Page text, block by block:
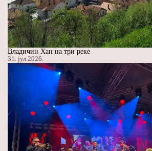
Владичин Хан на три реке
31. јул 2026.